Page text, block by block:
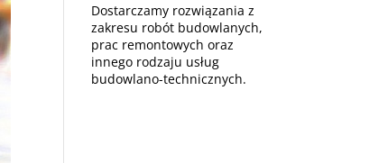
Dostarczamy rozwiązania z
zakresu robót budowlanych,
prac remontowych oraz
innego rodzaju usług
budowlano-technicznych.